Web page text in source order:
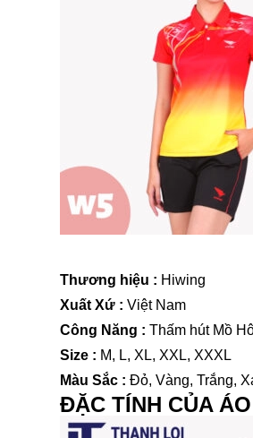
Thương hiệu : Hiwing
Xuất Xứ : Việt Nam
Công Năng : Thấm hút Mồ
Size : M, L, XL, XXL, XXXL
Màu Sắc : Đỏ, Vàng, Trắng,
ĐẶC TÍNH CỦA